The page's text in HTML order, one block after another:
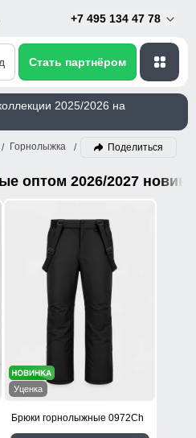
+7 495 134 47 78
Стать партнёром
2025/2026 на
Горнолыжка МужскойПоделиться
оптом 2026/2027
Уценка
Брюки горнолыжные 0972Ch